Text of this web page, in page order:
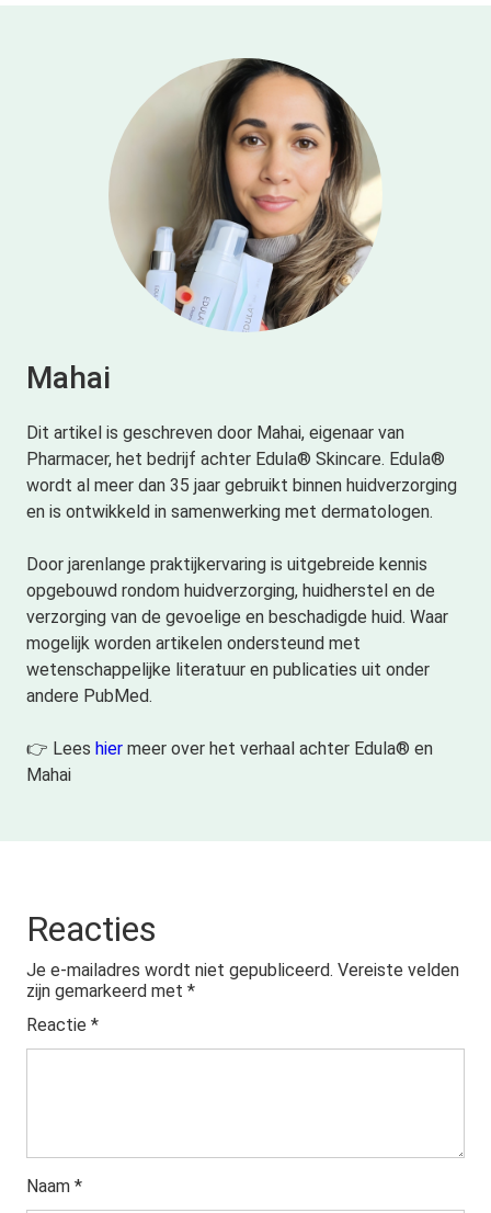
Mahai
Dit artikel is geschreven door Mahai, eigenaar van
Pharmacer, het bedrijf achter Edula® Skincare. Edula®
wordt al meer dan 35 jaar gebruikt binnen huidverzorging
en is ontwikkeld in samenwerking met dermatologen.
Door jarenlange praktijkervaring is uitgebreide kennis
opgebouwd rondom huidverzorging, huidherstel en de
verzorging van de gevoelige en beschadigde huid. Waar
mogelijk worden artikelen ondersteund met
wetenschappelijke literatuur en publicaties uit onder
andere PubMed.
👉 Lees hier meer over het verhaal achter Edula® en
Mahai
Reacties
Je e-mailadres wordt niet gepubliceerd. Vereiste velden
zijn gemarkeerd met *
Reactie *
Naam *